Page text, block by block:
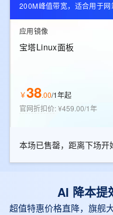
200M峰值带宽，适合用于
应用镜像
宝塔Linux面板
￥38.00/1年起
官网折扣价:¥459.00/1年
本场已售罄，距离下场开
AI 降本提
超值特惠价格直降，旗舰